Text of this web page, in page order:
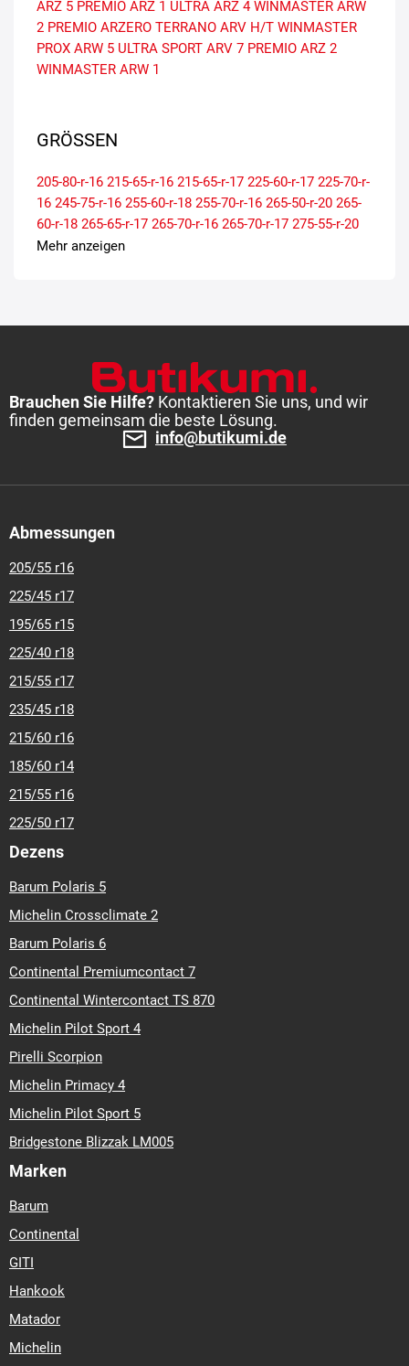
ARZ 5 PREMIO ARZ 1 ULTRA ARZ 4 WINMASTER ARW
2 PREMIO ARZERO TERRANO ARV H/T WINMASTER
PROX ARW 5 ULTRA SPORT ARV 7 PREMIO ARZ 2
WINMASTER ARW 1
GRÖSSEN
205-80-r-16 215-65-r-16 215-65-r-17 225-60-r-17 225-70-r-
16 245-75-r-16 255-60-r-18 255-70-r-16 265-50-r-20 265-
60-r-18 265-65-r-17 265-70-r-16 265-70-r-17 275-55-r-20
275-65-r-17 275-65-r-18
Mehr anzeigen
Brauchen Sie Hilfe? Kontaktieren Sie uns, und wir
finden gemeinsam die beste Lösung.
info@butikumi.de
Abmessungen
205/55 r16
225/45 r17
195/65 r15
225/40 r18
215/55 r17
235/45 r18
215/60 r16
185/60 r14
215/55 r16
225/50 r17
Dezens
Barum Polaris 5
Michelin Crossclimate 2
Barum Polaris 6
Continental Premiumcontact 7
Continental Wintercontact TS 870
Michelin Pilot Sport 4
Pirelli Scorpion
Michelin Primacy 4
Michelin Pilot Sport 5
Bridgestone Blizzak LM005
Marken
Barum
Continental
GITI
Hankook
Matador
Michelin